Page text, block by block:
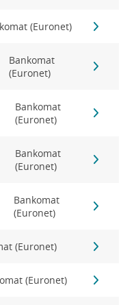
(Euronet)
Bankomat
(Euronet)
Bankomat
(Euronet)
Bankomat
(Euronet)
Bankomat
(Euronet)
(Euronet)
(Euronet)